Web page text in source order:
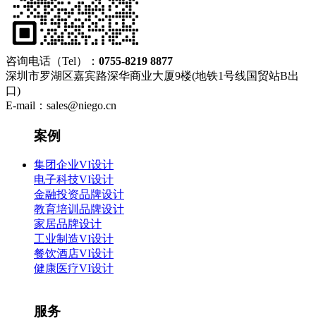
咨询电话（Tel）： 0755-8219 8877
深圳市罗湖区嘉宾路深华商业大厦9楼(地铁1号线国贸站B出
口)
E-mail：sales@niego.cn
案例
集团企业VI设计
电子科技VI设计
金融投资品牌设计
教育培训品牌设计
家居品牌设计
工业制造VI设计
餐饮酒店VI设计
健康医疗VI设计
服务